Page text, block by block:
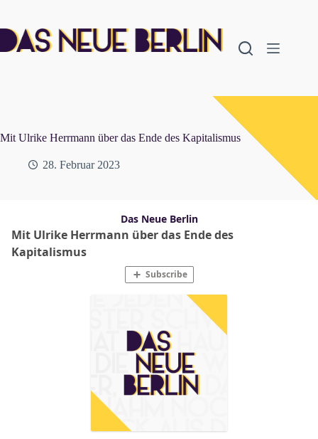
springen
Mit Ulrike Herrmann über das Ende des Kapitalismus
28. Februar 2023